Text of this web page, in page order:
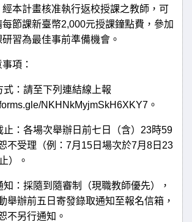
經本計畫核准執行返校授課之教師，可
每節課新臺幣2,000元授課鐘點費，參加
研習為最佳事前準備機會。
項：
式：請至下列連結線上報
NKHNkMyjmSkH6XKY7 。
止：各場次舉辦日前七日（含） 23時59
不受理（例： 7月 15 日場次於7月 8 日 23
）。
知：採隨到隨審制（現職教師優先），
舉辦前五日寄發錄取通知至報名信箱，
不另行通知。